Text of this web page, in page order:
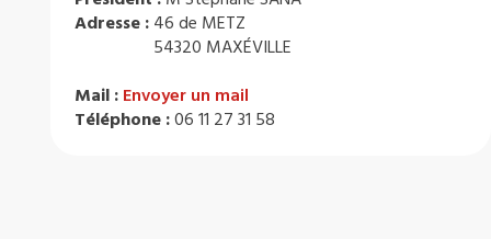
Adresse : 46 de METZ
54320 MAXÉVILLE
Mail : Envoyer un mail
Téléphone :06 11 27 31 58